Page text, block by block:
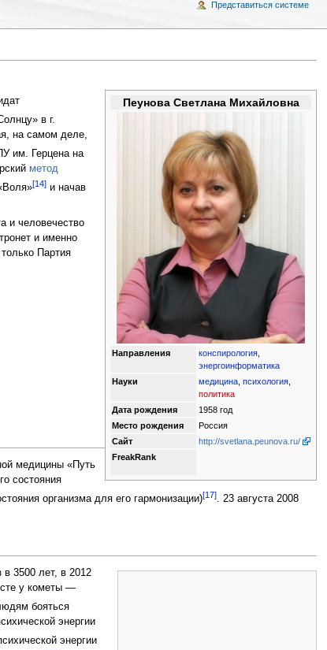
Представиться системе
Пеунова Светлана Михайловна
Направления конспирология
энергоинформатика
Науки
медицина ,психология
политика
Дата рождения
1958 год
Место рождения
Россия
Сайт
http://svetlana.peunova.ru/
FreakRank
в г.
на самом деле,
им. Герцена на
метод
[14]и начав
и человечество
и именно
Партия
медицины «Путь
состояния
организма для его гармонизации)[17]. 23 августа 2008
3500 лет, в 2012
у кометы —
бояться
энергии
энергии